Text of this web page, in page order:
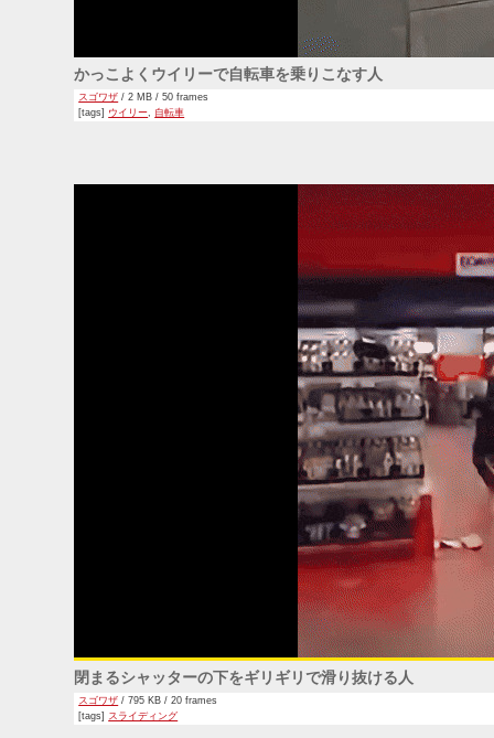
かっこよくウイリーで自転車を乗りこなす人
スゴワザ / 2 MB / 50 frames
[tags] ウイリー, 自転車
閉まるシャッターの下をギリギリで滑り抜ける人
スゴワザ / 795 KB / 20 frames
[tags] スライディング